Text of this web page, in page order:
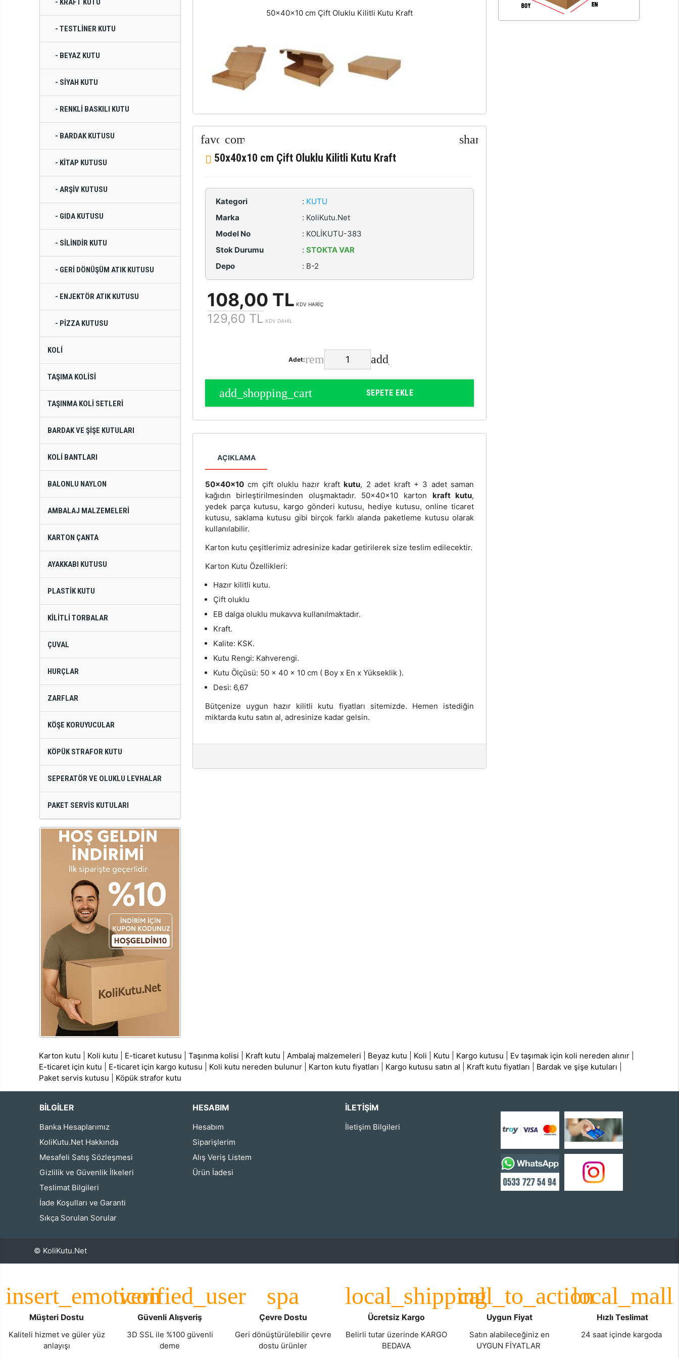
- KRAFT KUTU
- TESTLINER KUTU
- BEYAZ KUTU
- SIYAH KUTU
- RENKLI BASKILI KUTU
- BARDAK KUTUSU
- KITAP KUTUSU
- ARŞIV KUTUSU
- GIDA KUTUSU
- SILINDIR KUTU
- GERI DÖNÜŞÜM ATIK KUTUSU
- ENJEKTÖR ATIK KUTUSU
- PIZZA KUTUSU
KOLI
TAŞIMA KOLISI
TAŞINMA KOLI SETLERI
BARDAK VE ŞIŞE KUTULARI
KOLI BANTLARI
BALONLU NAYLON
AMBALAJ MALZEMELERI
KARTON ÇANTA
AYAKKABI KUTUSU
PLASTIK KUTU
KILITLI TORBALAR
ÇUVAL
HURÇLAR
ZARFLAR
KÖŞE KORUYUCULAR
KÖPÜK STRAFOR KUTU
SEPERATÖR VE OLUKLU LEVHALAR
PAKET SERVIS KUTULARI
50x40x10 cm Çift Oluklu Kilitli Kutu Kraft
50x40x10 cm Çift Oluklu Kilitli Kutu Kraft
Kategori : KUTU
Marka
: KoliKutu.Net
Model No
: KOLİKUTU-383
Stok Durumu
: STOKTA VAR
Depo
: B-2
108,00 TL KDV HARİÇ
129,60 TL KDV DAHİL
Adet:
SEPETE EKLE
AÇIKLAMA
50x40x10cm çift oluklu hazır kraftkutu, 2 adet kraft + 3 adet saman
kağıdın birleştirilmesinden oluşmaktadır. 50x40x10 karton kraft kutu,
yedek parça kutusu, kargo gönderi kutusu, hediye kutusu, online ticaret
kutusu, saklama kutusu gibi birçok farklı alanda paketleme kutusu olarak
kullanılabilir.
Karton kutu çeşitlerimiz adresinize kadar getirilerek size teslim edilecektir.
Karton Kutu Özellikleri:
Hazır kilitli kutu.
Çift oluklu
EB dalga oluklu mukavva kullanılmaktadır.
Kraft.
Kalite: KSK.
Kutu Rengi: Kahverengi.
Kutu Ölçüsü: 50 x 40 x 10 cm ( Boy x En x Yükseklik ).
Desi: 6,67
Bütçenize uygun hazır kilitli kutu fiyatları sitemizde. Hemen istediğin
miktarda kutu satın al, adresinize kadar gelsin.
Karton kutu Koli kutu E-ticaret kutusu |Taşınma kolisi Kraft kutu |Ambalaj malzemeleri Beyaz kutu Koli Kutu Kargo kutusu Ev taşımak için koli nereden alınır
E-ticaret için kutu
E-ticaret için kargo kutusu Koli kutu nereden bulunur Karton kutu fiyatları Kargo kutusu satın al Kraft kutu fiyatları Bardak ve şişe kutuları
Paket servis kutusu
Köpük strafor kutu
BİLGİLER
Banka Hesaplarımız
KoliKutu.Net Hakkında
Mesafeli Satış Sözleşmesi
Gizlilik ve Güvenlik İlkeleri
Teslimat Bilgileri
İade Koşulları ve Garanti
Sıkça Sorulan Sorular
HESABIM
Hesabım
Siparişlerim
Alış Veriş Listem
Ürün İadesi
İLETIŞIM
İletişim Bilgileri
© KoliKutu.Net
Müşteri Dostu
Kaliteli hizmet ve güler yüz
anlayışı
Güvenli Alışveriş
3D SSL ile %100 güvenli
deme
Çevre Dostu
Geri dönüştürülebilir çevre
dostu ürünler
Ücretsiz Kargo
Belirli tutar üzerinde KARGO
BEDAVA
Uygun Fiyat
Satın alabileceğiniz en
UYGUN FİYATLAR
Hızlı Teslimat
24 saat içinde kargoda